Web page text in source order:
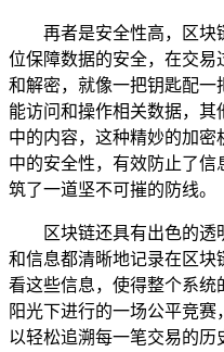
再者是安全性高，区块
位保障数据的安全，在交易
和解密，就像一把钥匙配一
能访问和操作相关数据，
中的内容，这种精妙的加
中的安全性，有效防止了
筑了一道坚不可摧的防线。
区块链还具有出色的
和信息都清晰地记录在区
看这些信息，使得整个系统
阳光下进行的一场公平竞
以轻松追溯每一笔交易的